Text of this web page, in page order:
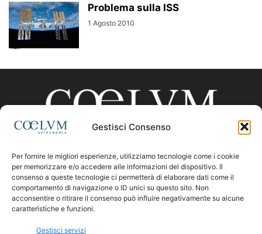
Gestisci Consenso
Per fornire le migliori esperienze, utilizziamo tecnologie come i cookie
per memorizzare e/o accedere alle informazioni del dispositivo. Il
consenso a queste tecnologie ci permetterà di elaborare dati come il
comportamento di navigazione o ID unici su questo sito. Non
acconsentire o ritirare il consenso può influire negativamente su alcune
caratteristiche e funzioni.
Gestisci servizi
Problema sulla ISS
1 Agosto 2010
CHI SIAMO
Contattaci:coelumastro@coelum.com